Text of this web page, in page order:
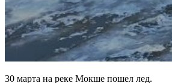
30 марта на реке Мокше пошел лед.